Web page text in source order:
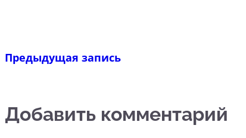
Предыдущая запись
Добавить комментарий